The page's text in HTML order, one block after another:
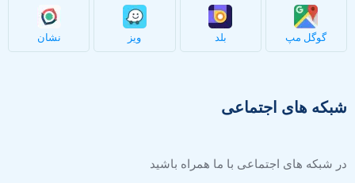
گوگل مپ بلد ویز نشان
شبکه های اجتماعی
در شبکه های اجتماعی با ما همراه باشید